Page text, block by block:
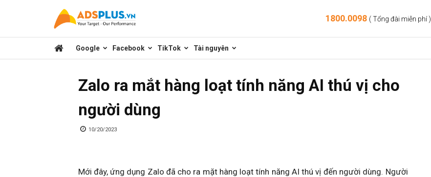
sẻ
1800.0098 ( Tổng đài miễn phí )
Google Facebook TikTok Tài nguyên
Zalo ra mắt hàng loạt tính năng AI thú vị cho
người dùng
10/20/2023
Mới đây, ứng dụng Zalo đã cho ra mặt hàng loạt tính năng AI thú vị đến người dùng. Người